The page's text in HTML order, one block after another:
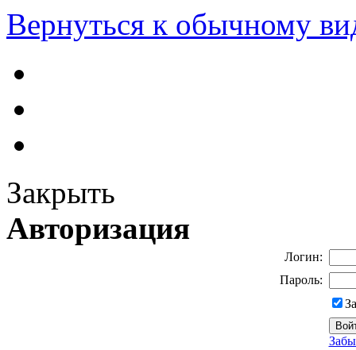
Вернуться к обычному
Закрыть
Авторизация
Логин:
Пароль: